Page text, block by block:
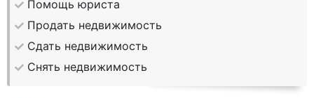
Помощь юриста
Продать недвижимость
Сдать недвижимость
Снять недвижимость